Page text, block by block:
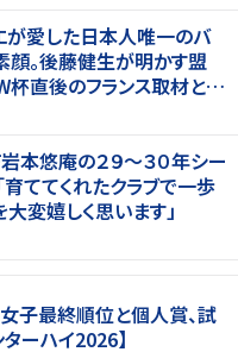
が愛した日本人唯一のバ
顔。後藤健生が明かす盟
杯直後のフランス取材とオ
本悠庵の２９～３０年シー
ててくれたクラブで一歩
変嬉しく思います」
最終順位と個人賞、試
ーハイ2026】